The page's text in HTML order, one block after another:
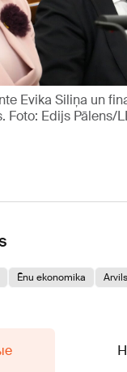
Evika Siliņa un
Foto: Edijs Pālens/
Ēnu ekonomika